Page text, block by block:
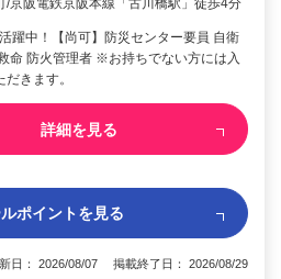
/京阪電鉄京阪本線「古川橋駅」徒歩4分
躍中！【尚可】防災センター要員 自衛
命 防火管理者 ※お持ちでない方には入
きます。
詳細を見る
ポイントを見る
日： 2026/08/07 掲載終了日： 2026/08/29